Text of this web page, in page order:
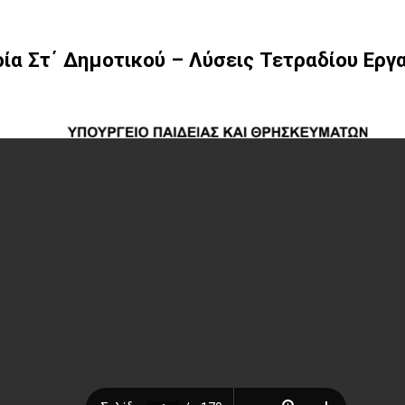
Στ΄ Δημοτικού – Λύσεις Τετραδίου